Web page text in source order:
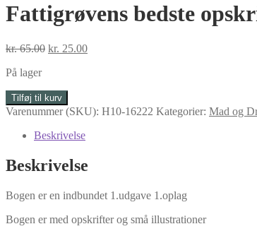
Fattigrøvens bedste
kr.65.00 Den
kr. 65.00.
kr. 25.00Den
På lager
Fattigrøvens
bedste
Lund
antal
Tilføj til kurv
Varenummer (SKU): H10-16222 Kategorier: Mad og
Beskrivelse
Beskrivelse
Bogen er en indbundet 1.udgave 1.oplag
Bogen er med opskrifter og små illustrationer